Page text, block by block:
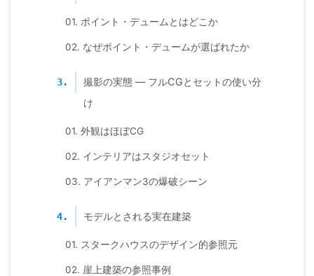
01. ポイント・デュームとはどこか
02. なぜポイント・デュームが選ばれたか
3.
撮影の実態 — フルCGとセットの使い分
け
01. 外観はほぼCG
02. インテリアはスタジオセット
03. アイアンマン3の爆破シーン
4. モデルとされる実在建築
01. スタークハウスのデザイン的参照元
02. 崖上建築の参照事例